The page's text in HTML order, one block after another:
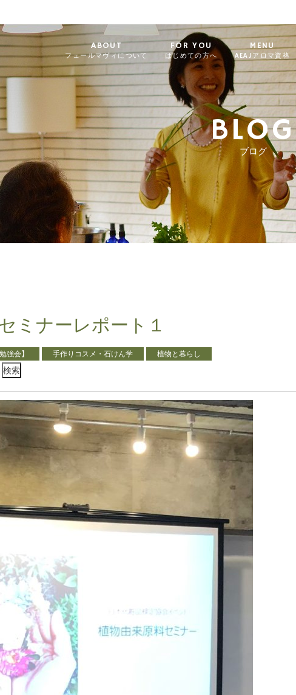
ABOUT
フェールマヴィについて
FOR YOU
はじめての方へ
MENU
AEAJアロマ資格
BLOG
ブログ
ミナーレポート１
強会】 手作りコスメ・石けん学 植物と暮らし